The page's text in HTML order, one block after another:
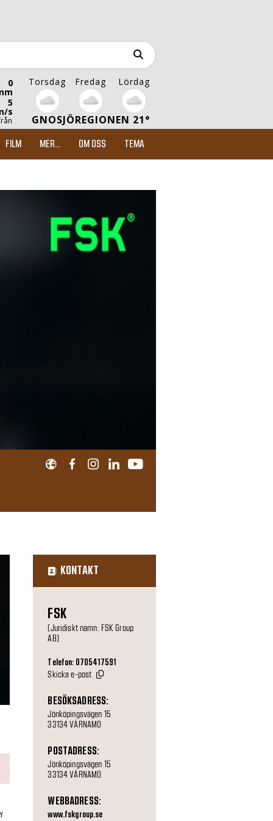
0
5
s
Torsdag Fredag Lördag
GNOSJÖREGIONEN 21°
FILM MER... OM OSS TEMA
KONTAKT
FSK
(Juridiskt namn: FSK Group
AB)
Telefon: 0705417591
Skicka e-post
BESÖKSADRESS:
Jönköpingsvägen 15
33134 VÄRNAMO
POSTADRESS:
Jönköpingsvägen 15
33134 VÄRNAMO
WEBBADRESS:
www.fskgroup.se